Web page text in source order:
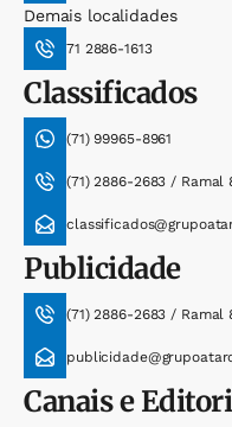
Demais localidades
71 2886-1613
Classificados
(71) 99965-8961
(71) 2886-2683 / Ramal
Publicidade
(71) 2886-2683 / Ramal
Canais e